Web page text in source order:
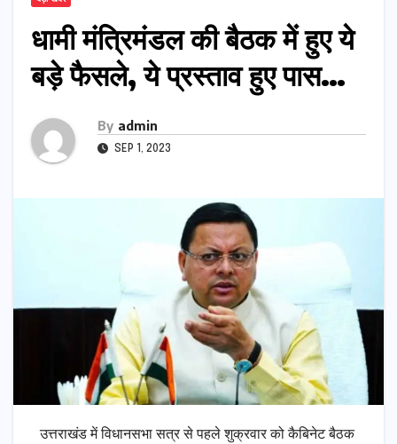
धामी मंत्रिमंडल की बैठक में हुए ये
बड़े फैसले, ये प्रस्ताव हुए पास…
By admin
SEP 1, 2023
उत्तराखंड में विधानसभा सत्र से पहले शुक्रवार को कैबिनेट बैठक